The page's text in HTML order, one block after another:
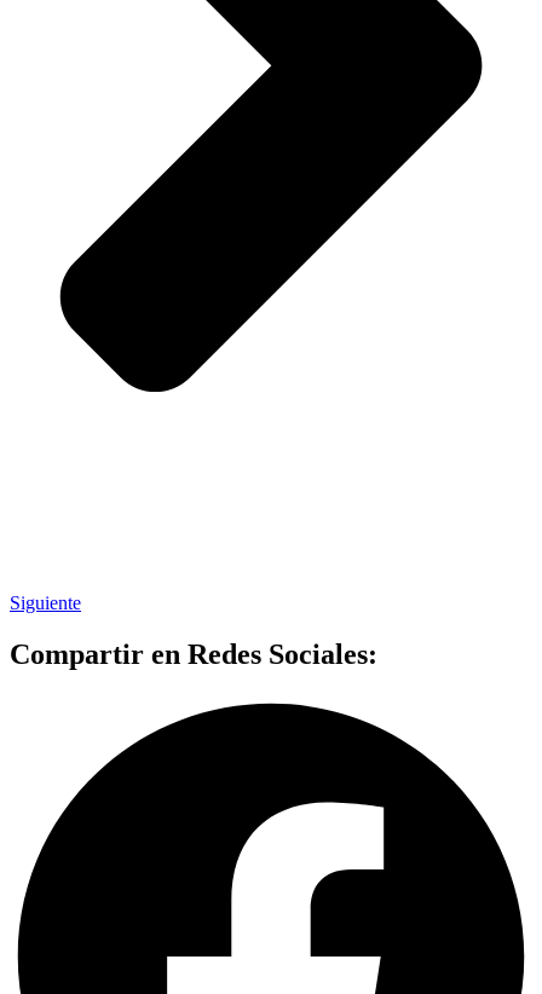
Siguiente
Compartir en Redes Sociales: